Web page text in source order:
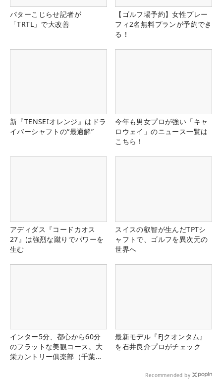
パターこじらせ記者が
「TRTL」で大改善
【ゴルフ場予約】女性プレー
フィ2名無料プランが予約でき
る！
新『TENSEIオレンジ』はドラ
イバーシャフトの“最適解”
今年も男女プロが強い「キャ
ロウェイ」のニュース一覧は
こちら！
アディダス『コードカオス
27』は強烈な蹴りでパワーを
生む
スイスの叡智が生んだTPTシ
ャフトで、ゴルフを異次元の
世界へ
インター5分、都心から60分
のフラットな美観コース。大
栄カントリー俱楽部（千葉
最新モデル『FJクオンタム』
を石井良介プロがチェック
Recommended by